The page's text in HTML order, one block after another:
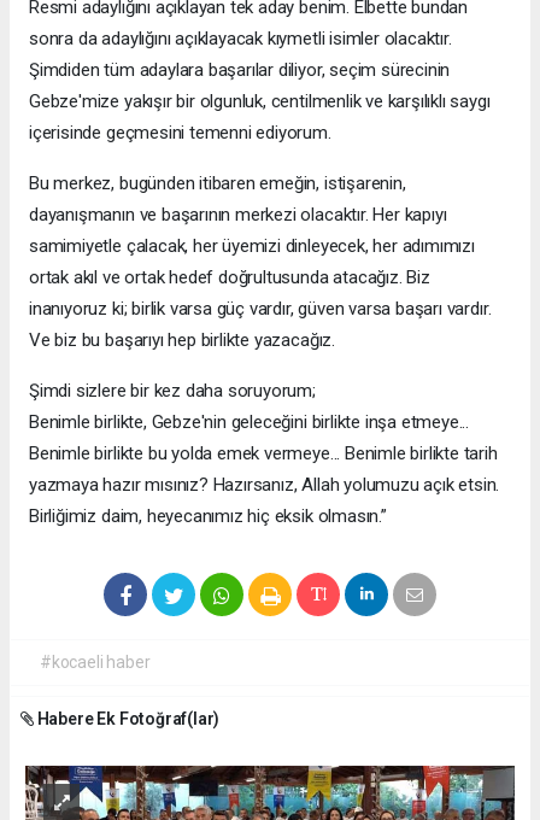
Resmi adaylığını açıklayan tek aday benim. Elbette bundan
sonra da adaylığını açıklayacak kıymetli isimler olacaktır.
Şimdiden tüm adaylara başarılar diliyor, seçim sürecinin
Gebze'mize yakışır bir olgunluk, centilmenlik ve karşılıklı saygı
içerisinde geçmesini temenni ediyorum.
Bu merkez, bugünden itibaren emeğin, istişarenin,
dayanışmanın ve başarının merkezi olacaktır. Her kapıyı
samimiyetle çalacak, her üyemizi dinleyecek, her adımımızı
ortak akıl ve ortak hedef doğrultusunda atacağız. Biz
inanıyoruz ki; birlik varsa güç vardır, güven varsa başarı vardır.
Ve biz bu başarıyı hep birlikte yazacağız.
Şimdi sizlere bir kez daha soruyorum;
Benimle birlikte, Gebze'nin geleceğini birlikte inşa etmeye...
Benimle birlikte bu yolda emek vermeye... Benimle birlikte tarih
yazmaya hazır mısınız? Hazırsanız, Allah yolumuzu açık etsin.
Birliğimiz daim, heyecanımız hiç eksik olmasın.”
#kocaeli haber
Habere Ek Fotoğraf(lar)